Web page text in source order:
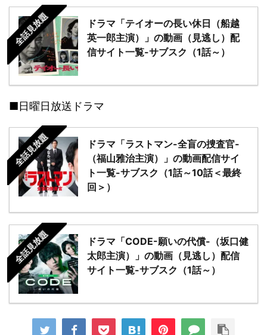
全話見放題
ドラマ「テイオーの長い休日（船越
英一郎主演）」の動画（見逃し）配
信サイト一覧-サブスク（1話～）
■日曜日放送ドラマ
全話見放題
ドラマ「ラストマン-全盲の捜査官-
（福山雅治主演）」の動画配信サイ
ト一覧-サブスク（1話～10話＜最終
回＞）
全話見放題
ドラマ「CODE-願いの代償-（坂口健
太郎主演）」の動画（見逃し）配信
サイト一覧-サブスク（1話～）